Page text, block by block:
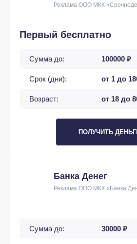
Реклама ООО МКК
Первый бесплатно
Сумма до: 100000 ₽
Срок (дни): от 1 до
Возраст: от 18 до
ПОЛУЧИТЬ
Банка Денег
Реклама ООО МКК «Банка
Сумма до: 30000 ₽